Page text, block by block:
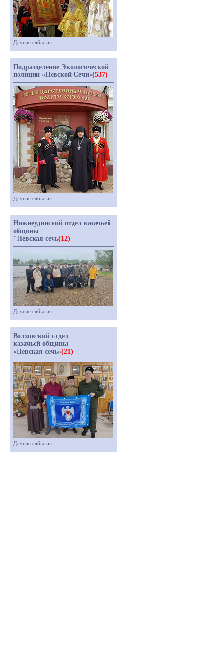
Другие события
Подразделение Экологической
полиции «Невской Сечи»(537)
Другие события
Нижнеудинский отдел казачьей
общины
"Невская сечь(12)
Другие события
Волховский отдел
казачьей общины
«Невская сечь»(21)
Другие события